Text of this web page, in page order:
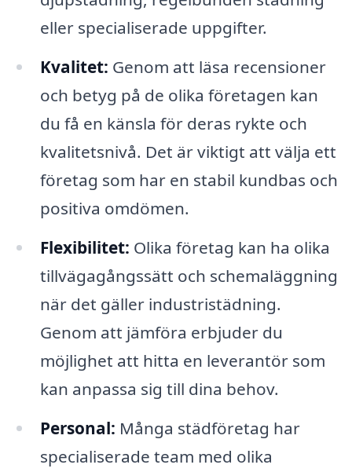
eller specialiserade uppgifter.
Kvalitet: Genom att läsa recensioner
och betyg på de olika företagen kan
du få en känsla för deras rykte och
kvalitetsnivå. Det är viktigt att välja ett
företag som har en stabil kundbas och
positiva omdömen.
Flexibilitet: Olika företag kan ha olika
tillvägagångssätt och schemaläggning
när det gäller industristädning.
Genom att jämföra erbjuder du
möjlighet att hitta en leverantör som
kan anpassa sig till dina behov.
Personal: Många städföretag har
specialiserade team med olika